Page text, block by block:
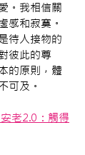
。我相信關
感和寂寞。
待人接物的
彼此的尊
的原則，體
可及。
老2.0：觸得